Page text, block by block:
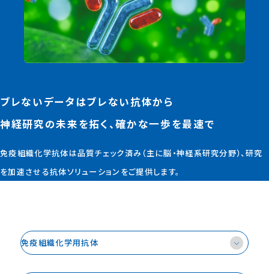
JP EN
ブレないデータはブレない抗体から
神経研究の未来を拓く、確かな一歩を最速で
免疫組織化学抗体は品質チェック済み（主に脳・神経系研究分野）、研究
を加速させる抗体ソリューションをご提供します。
免疫組織化学⽤抗体